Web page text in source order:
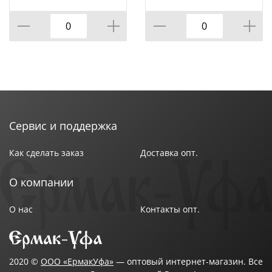
расходные материалы ведущих европейских
производителей. Автоматический баланс «вода-
краска», качественный раскат краски, точная
Сервис и поддержка
Как сделать заказ Доставка опт.
О компании
О нас Контакты опт.
2020 © ООО «ЕрмакУфа» — оптовый интернет-магазин. Все